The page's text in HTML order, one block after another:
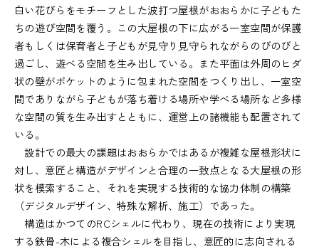
白い花びらをモチーフとした波打つ屋根がおおらかに子どもた
ちの遊び空間を覆う。この大屋根の下に広がる一室空間が保護
者もしくは保育者と子どもが見守り見守られながらのびのびと
過ごし、遊べる空間を生み出している。また平面は外周のヒダ
状の壁がポケットのように包まれた空間をつくり出し、一室空
間でありながら子どもが落ち着ける場所や学べる場所など多様
な空間の質を生み出すとともに、運営上の諸機能も配置されて
いる。
設計での最大の課題はおおらかではあるが複雑な屋根形状に
対し、意匠と構造がデザインと合理の一致点となる大屋根の形
状を模索すること、それを実現する技術的な協力体制の構築
（デジタルデザイン、特殊な解析、施工）であった。
構造はかつてのRCシェルに代わり、現在の技術により実現
する鉄骨-木による複合シェルを目指し、意匠的に志向される